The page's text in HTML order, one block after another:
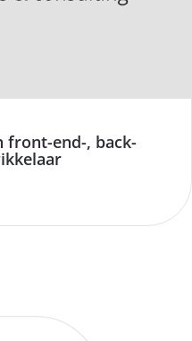
front-end-, back-